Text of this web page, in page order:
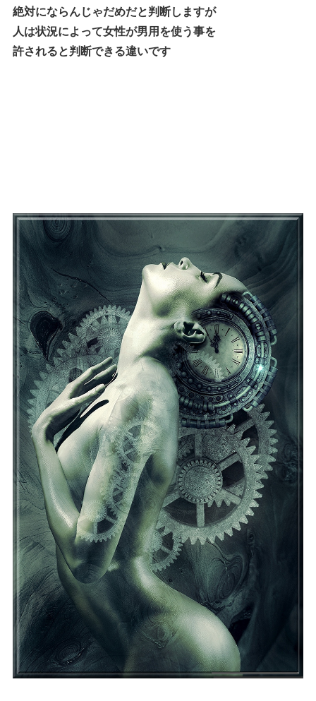
絶対にならんじゃだめだと判断しますが
人は状況によって女性が男用を使う事を
許されると判断できる違いです